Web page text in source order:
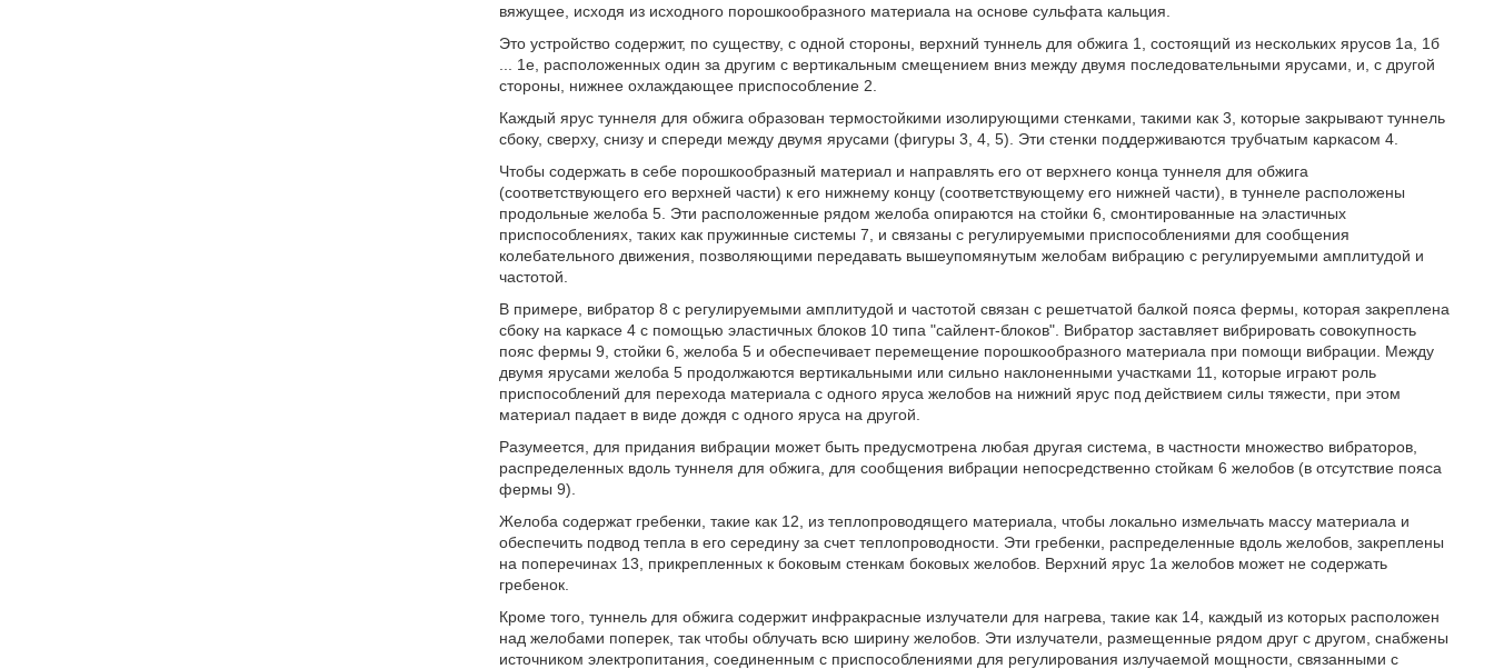
вяжущее, исходя из исходного порошкообразного материала на основе сульфата кальция.
Это устройство содержит, по существу, с одной стороны, верхний туннель для обжига 1, состоящий из нескольких ярусов 1а, 1б
... 1е, расположенных один за другим с вертикальным смещением вниз между двумя последовательными ярусами, и, с другой
стороны, нижнее охлаждающее приспособление 2.
Каждый ярус туннеля для обжига образован термостойкими изолирующими стенками, такими как 3, которые закрывают туннель
сбоку, сверху, снизу и спереди между двумя ярусами (фигуры 3, 4, 5). Эти стенки поддерживаются трубчатым каркасом 4.
Чтобы содержать в себе порошкообразный материал и направлять его от верхнего конца туннеля для обжига
(соответствующего его верхней части) к его нижнему концу (соответствующему его нижней части), в туннеле расположены
продольные желоба 5. Эти расположенные рядом желоба опираются на стойки 6, смонтированные на эластичных
приспособлениях, таких как пружинные системы 7, и связаны с регулируемыми приспособлениями для сообщения
колебательного движения, позволяющими передавать вышеупомянутым желобам вибрацию с регулируемыми амплитудой и
частотой.
В примере, вибратор 8 с регулируемыми амплитудой и частотой связан с решетчатой балкой пояса фермы, которая закреплена
сбоку на каркасе 4 с помощью эластичных блоков 10 типа "сайлент-блоков". Вибратор заставляет вибрировать совокупность
пояс фермы 9, стойки 6, желоба 5 и обеспечивает перемещение порошкообразного материала при помощи вибрации. Между
двумя ярусами желоба 5 продолжаются вертикальными или сильно наклоненными участками 11, которые играют роль
приспособлений для перехода материала с одного яруса желобов на нижний ярус под действием силы тяжести, при этом
материал падает в виде дождя с одного яруса на другой.
Разумеется, для придания вибрации может быть предусмотрена любая другая система, в частности множество вибраторов,
распределенных вдоль туннеля для обжига, для сообщения вибрации непосредственно стойкам 6 желобов (в отсутствие пояса
фермы 9).
Желоба содержат гребенки, такие как 12, из теплопроводящего материала, чтобы локально измельчать массу материала и
обеспечить подвод тепла в его середину за счет теплопроводности. Эти гребенки, распределенные вдоль желобов, закреплены
на поперечинах 13, прикрепленных к боковым стенкам боковых желобов. Верхний ярус 1а желобов может не содержать
гребенок.
Кроме того, туннель для обжига содержит инфракрасные излучатели для нагрева, такие как 14, каждый из которых расположен
над желобами поперек, так чтобы облучать всю ширину желобов. Эти излучатели, размещенные рядом друг с другом, снабжены
источником электропитания, соединенным с приспособлениями для регулирования излучаемой мощности, связанными с